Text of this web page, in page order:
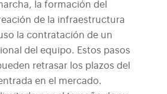
la formación del
de la infraestructura
la contratación de un
del equipo. Estos pasos
retrasar los plazos del
en el mercado.